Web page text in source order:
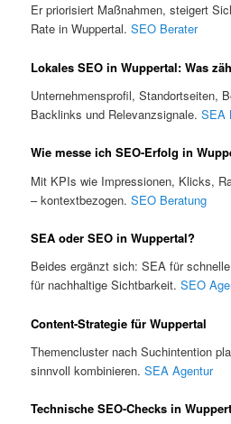
Er priorisiert Maßnahmen, steigert
Rate in Wuppertal.SEO Berater
Lokales SEO in Wuppertal: Was
Unternehmensprofil, Standortseiten,
Backlinks und Relevanzsignale.SEA
Wie messe ich SEO-Erfolg in
Mit KPIs wie Impressionen, Klicks,
– kontextbezogen.SEO Beratung
SEA oder SEO in Wuppertal?
Beides ergänzt sich: SEA für
für nachhaltige Sichtbarkeit.SEO
Content-Strategie für Wuppertal
Themencluster nach Suchintention
sinnvoll kombinieren.SEA Agentur
Technische SEO-Checks in